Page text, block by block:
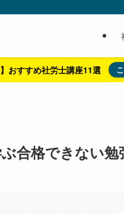
おすすめ社労士講座11選
合格できない勉